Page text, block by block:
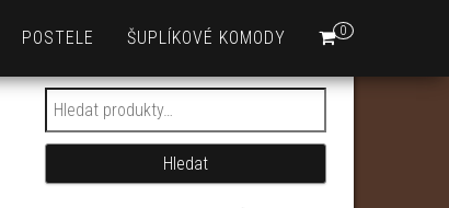
0
POSTELE ŠUPLÍKOVÉ KOMODY
Hledat:
Hledat